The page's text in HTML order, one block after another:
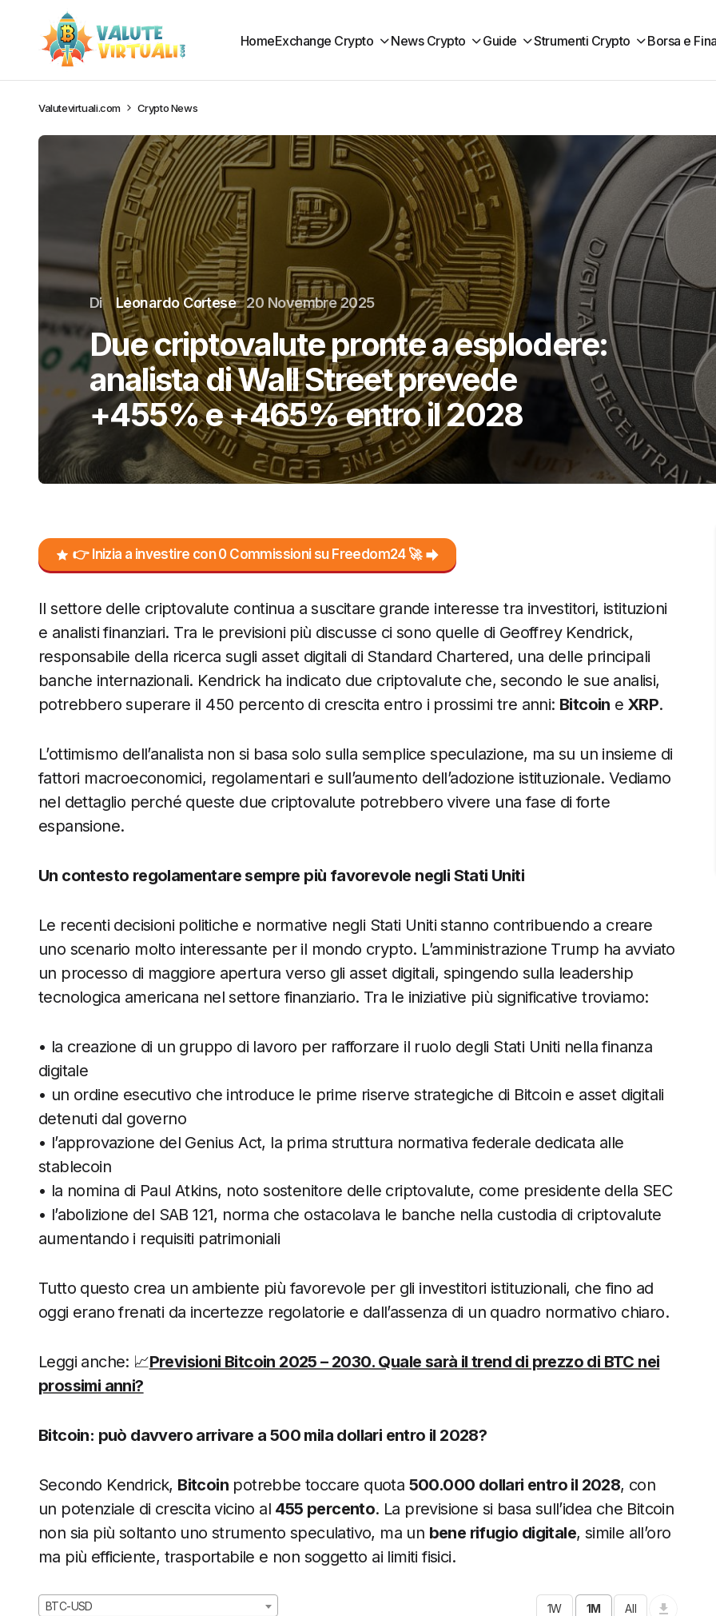
HomeExchange Crypto News Crypto Guide Strumenti Crypto Borsa e
Valutevirtuali.com Crypto News
Di Leonardo Cortese 20 Novembre 2025
Due criptovalute pronte a esplodere:
analista di Wall Street prevede
+455% e +465% entro il 2028
👉 Inizia a investire con 0 Commissioni su Freedom24 🚀
Il settore delle criptovalute continua a suscitare grande interesse tra investitori, istituzioni
e analisti finanziari. Tra le previsioni più discusse ci sono quelle di Geoffrey Kendrick,
responsabile della ricerca sugli asset digitali di Standard Chartered, una delle principali
banche internazionali. Kendrick ha indicato due criptovalute che, secondo le sue analisi,
potrebbero superare il 450 percento di crescita entro i prossimi tre anni: Bitcoin eXRP.
L’ottimismo dell’analista non si basa solo sulla semplice speculazione, ma su un insieme di
fattori macroeconomici, regolamentari e sull’aumento dell’adozione istituzionale. Vediamo
nel dettaglio perché queste due criptovalute potrebbero vivere una fase di forte
espansione.
Un contesto regolamentare sempre più favorevole negli Stati Uniti
Le recenti decisioni politiche e normative negli Stati Uniti stanno contribuendo a creare
uno scenario molto interessante per il mondo crypto. L’amministrazione Trump ha avviato
un processo di maggiore apertura verso gli asset digitali, spingendo sulla leadership
tecnologica americana nel settore finanziario. Tra le iniziative più significative troviamo:
• la creazione di un gruppo di lavoro per rafforzare il ruolo degli Stati Uniti nella finanza
digitale
• un ordine esecutivo che introduce le prime riserve strategiche di Bitcoin e asset digitali
detenuti dal governo
• l’approvazione del Genius Act, la prima struttura normativa federale dedicata alle
stablecoin
• la nomina di Paul Atkins, noto sostenitore delle criptovalute, come presidente della SEC
• l’abolizione del SAB 121, norma che ostacolava le banche nella custodia di criptovalute
aumentando i requisiti patrimoniali
Tutto questo crea un ambiente più favorevole per gli investitori istituzionali, che fino ad
oggi erano frenati da incertezze regolatorie e dall’assenza di un quadro normativo chiaro.
Leggi anche: 📈Previsioni Bitcoin 2025 – 2030. Quale sarà il trend di prezzo di BTC nei
prossimi anni?
Bitcoin: può davvero arrivare a 500 mila dollari entro il 2028?
Secondo Kendrick, Bitcoin potrebbe toccare quota 500.000 dollari entro il 2028, con
un potenziale di crescita vicino al 455 percento. La previsione si basa sull’idea che Bitcoin
non sia più soltanto uno strumento speculativo, ma un bene rifugio digitale, simile all’oro
ma più efficiente, trasportabile e non soggetto ai limiti fisici.
BTC-USD